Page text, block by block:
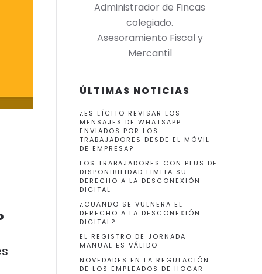
Administrador de Fincas
colegiado.
Asesoramiento Fiscal y
Mercantil
ÚLTIMAS NOTICIAS
¿ES LÍCITO REVISAR LOS
MENSAJES DE WHATSAPP
ENVIADOS POR LOS
TRABAJADORES DESDE EL MÓVIL
DE EMPRESA?
LOS TRABAJADORES CON PLUS DE
DISPONIBILIDAD LIMITA SU
DERECHO A LA DESCONEXIÓN
DIGITAL
¿CUÁNDO SE VULNERA EL
DERECHO A LA DESCONEXIÓN
DIGITAL?
EL REGISTRO DE JORNADA
MANUAL ES VÁLIDO
NOVEDADES EN LA REGULACIÓN
DE LOS EMPLEADOS DE HOGAR